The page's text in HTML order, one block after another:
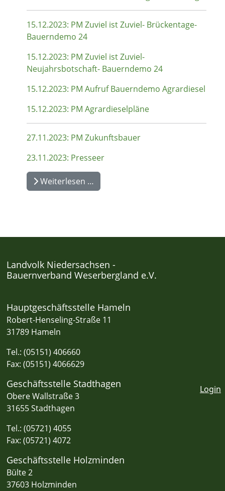
15.12.2023: PM Zuviel ist Zuviel- Brückentage-
Bauerndemo 24
15.12.2023: PM Zuviel ist Zuviel-
Neujahrsbotschaft- Bauerndemo 24
15.12.2023: PM Aufruf Bauerndemo Agrardiesel
15.12.2023: PM Agrardieselpläne
27.11.2023: PM Zukunftsbauer
23.11.2023: Presseer
Weiterlesen …
Landvolk Niedersachsen -
Bauernverband Weserbergland e.V.
Hauptgeschäftsstelle Hameln
Robert-Henseling-Straße 11
31789 Hameln
Tel.: (05151) 406660
Fax: (05151) 4066629
Geschäftsstelle Stadthagen
Obere Wallstraße 3
31655 Stadthagen
Tel.: (05721) 4055
Fax: (05721) 4072
Geschäftsstelle Holzminden
Bülte 2
37603 Holzminden
Login